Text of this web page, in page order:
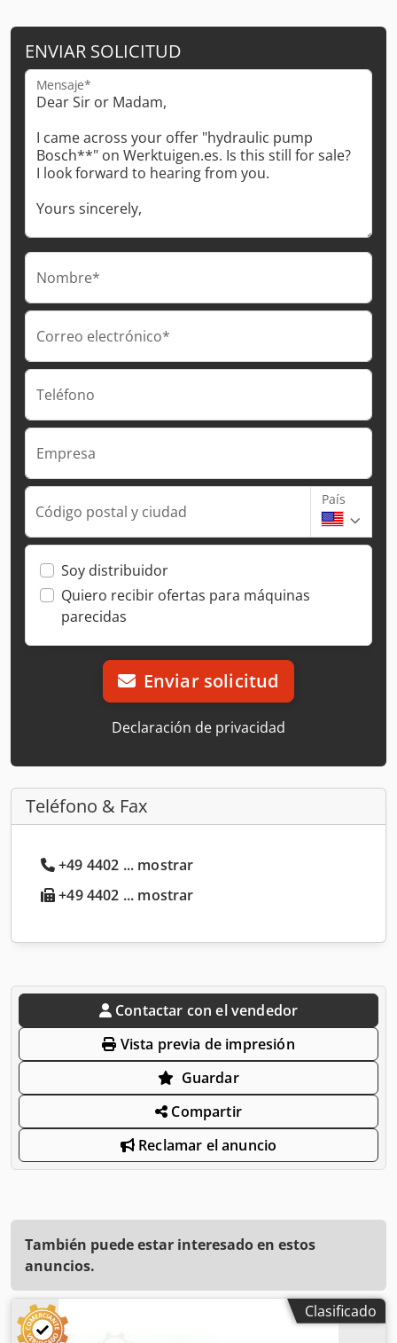
ENVIAR SOLICITUD
Mensaje*
Nombre*
Correo electrónico*
Teléfono
Empresa
Código postal y ciudad
País
Soy distribuidor
Quiero recibir ofertas para máquinas
parecidas
Enviar solicitud
Declaración de privacidad
Teléfono & Fax
+49 4402 ... mostrar
+49 4402 ... mostrar
Contactar con el vendedor
Vista previa de impresión
Guardar
Compartir
Reclamar el anuncio
También puede estar interesado en estos
anuncios.
Clasificado